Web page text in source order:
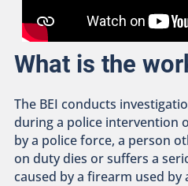
What is the
The BEI conducts
during a police intervention
by a police force, a person
on duty dies or suffers a
caused by a firearm used by